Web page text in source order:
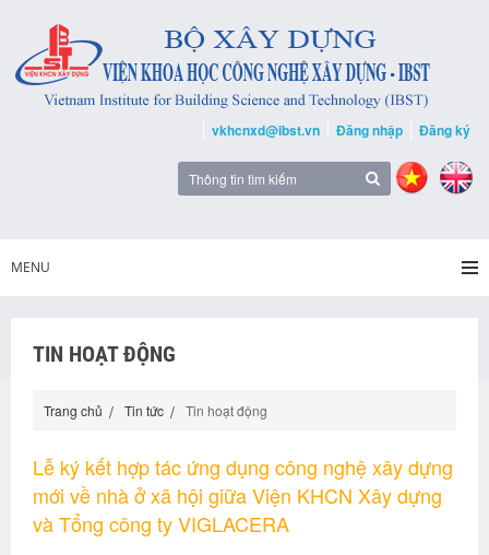
vkhcnxd@ibst.vn Đăng nhập Đăng ký
MENU
TIN HOẠT ĐỘNG
Trang chủ Tin tức Tin hoạt động
Lễ ký kết hợp tác ứng dụng công nghệ xây dựng
mới về nhà ở xã hội giữa Viện KHCN Xây dựng
và Tổng công ty VIGLACERA